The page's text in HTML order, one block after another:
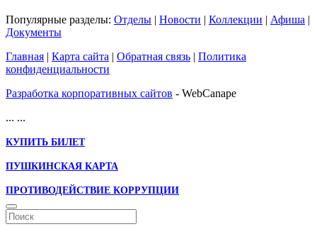
Популярные разделы: Отделы | Новости | Коллекции | Афиша |
Документы
Главная | Карта сайта | Обратная связь | Политика
конфиденциальности
Разработка корпоративных сайтов - WebCanape
... ...
КУПИТЬ БИЛЕТ
ПУШКИНСКАЯ КАРТА
ПРОТИВОДЕЙСТВИЕ КОРРУПЦИИ